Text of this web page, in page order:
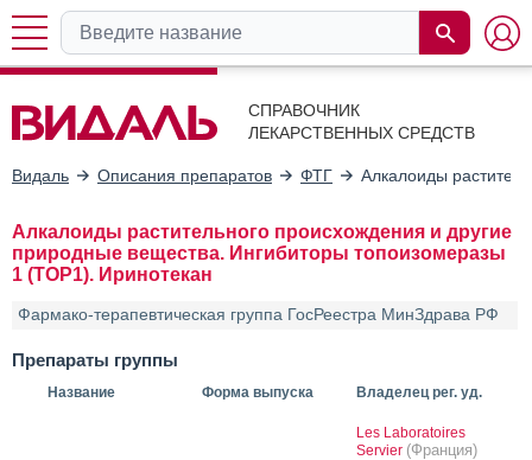
СПРАВОЧНИК
ЛЕКАРСТВЕННЫХ СРЕДСТВ
Видаль Описания препаратов ФТГ Алкалоиды
Алкалоиды растительного происхождения и другие
природные вещества. Ингибиторы топоизомеразы
1 (TOP1). Иринотекан
Фармако-терапевтическая группа ГосРеестра МинЗдрава РФ
Препараты группы
Название Форма выпуска Владелец рег. уд.
Les Laboratoires
Servier (Франция)